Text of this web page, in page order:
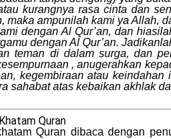
kurangnya rasa cinta dan
maka ampunilah kami ya Allah,
dengan Al Qur’an, dan
dengan Al Qur’an.
teman di dalam surga, dan
, anugerahkan
kegembiraan atau
sahabat atas kebaikan akhlak
Quran
Quran dibaca dengan